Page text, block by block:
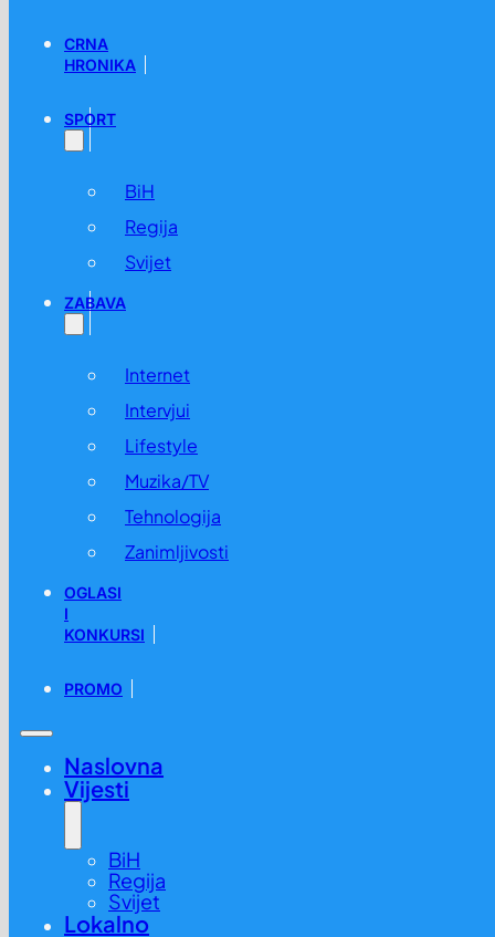
CRNA
HRONIKA
SPORT
BiH
Regija
Svijet
ZABAVA
Internet
Intervjui
Lifestyle
Muzika/TV
Tehnologija
Zanimljivosti
OGLASI
I
KONKURSI
PROMO
Naslovna
Vijesti
BiH
Regija
Svijet
Lokalno